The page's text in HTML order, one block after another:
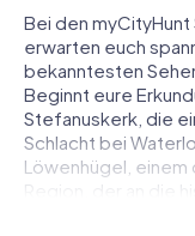
Bei den myCityHunt
erwarten euch
bekanntesten
Beginnt eure
Stefanuskerk, die
Schlacht bei
Löwenhügel,
Region, der an die